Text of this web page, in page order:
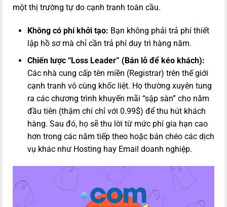
một thị trường tự do cạnh tranh toàn cầu.
Không có phí khởi tạo: Bạn không phải trả phí thiết
lập hồ sơ mà chỉ cần trả phí duy trì hàng năm.
Chiến lược “Loss Leader” (Bán lỗ để kéo khách):
Các nhà cung cấp tên miền (Registrar) trên thế giới
cạnh tranh vô cùng khốc liệt. Họ thường xuyên tung
ra các chương trình khuyến mãi “sập sàn” cho năm
đầu tiên (thậm chí chỉ với 0.99$) để thu hút khách
hàng. Sau đó, họ sẽ thu lời từ mức phí gia hạn cao
hơn trong các năm tiếp theo hoặc bán chéo các dịch
vụ khác như Hosting hay Email doanh nghiệp.